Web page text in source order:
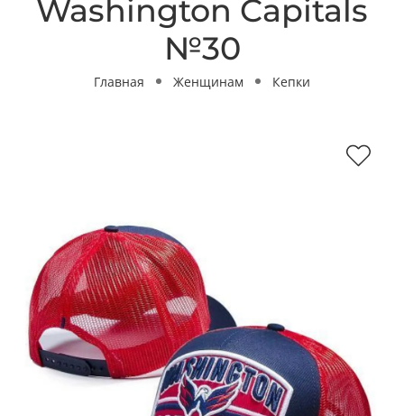
Washington Capitals
№30
Главная Женщинам Кепки